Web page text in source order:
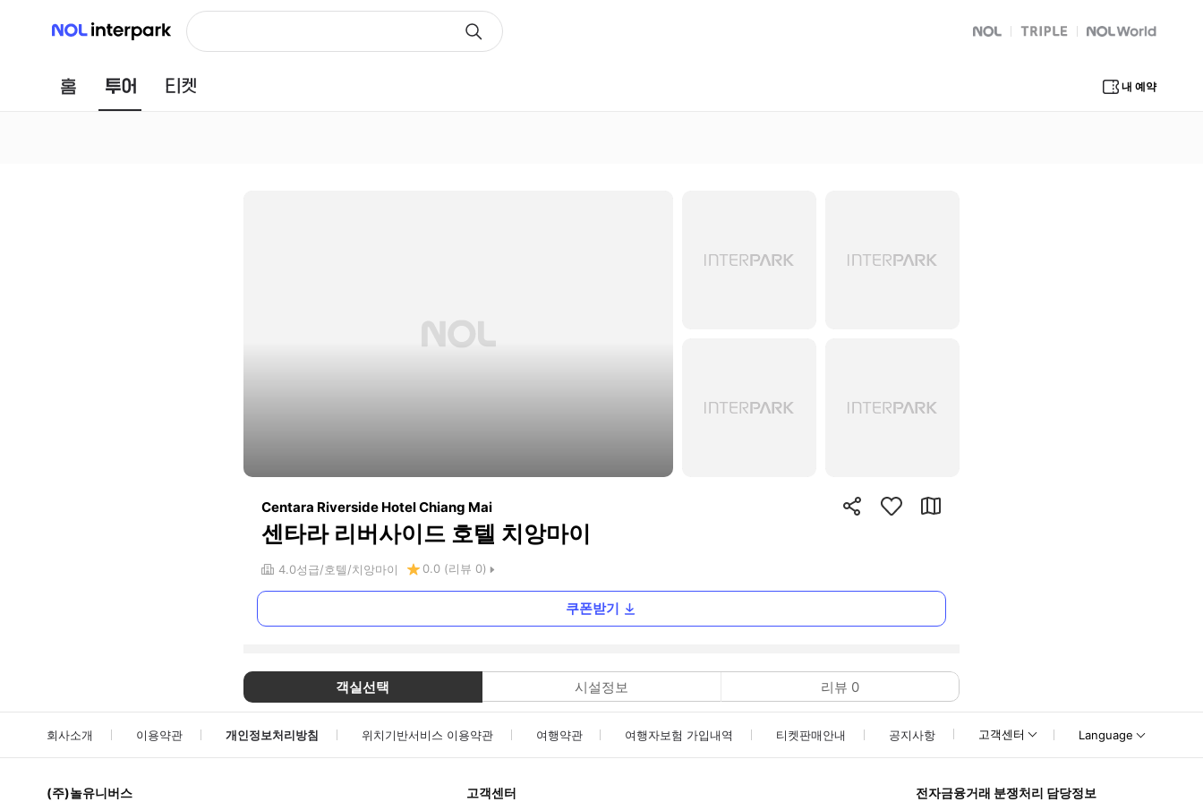
NOL 인터파크
NOL
트리플 Global Interpark
홈 투어 내 예약
Centara Riverside Hotel Chiang Mai
센타라 리버사이드 호텔 치앙마이
4.0성급 호텔 치앙마이 0.0 (리뷰 0)
쿠폰받기
객실선택 시설정보 리뷰 0
회사소개 이용약관 개인정보처리방침 위치기반서비스 이용약관 여행약관 여행자보험 가입내역 티켓판매안내 공지사항 고객센터 Language
(주)놀유니버스 고객센터 전자금융거래 분쟁처리 담당정보